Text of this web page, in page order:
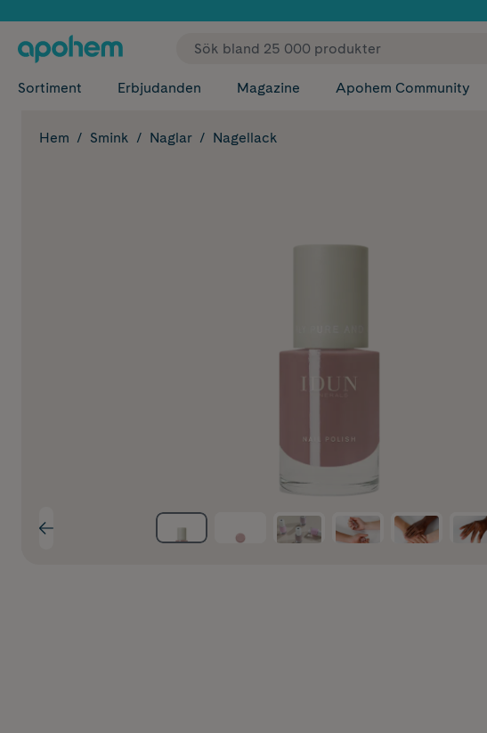
✓ Fri frakt
Sortiment Erbjudanden Magazine Apohem Community
Hem Smink Naglar Nagellack